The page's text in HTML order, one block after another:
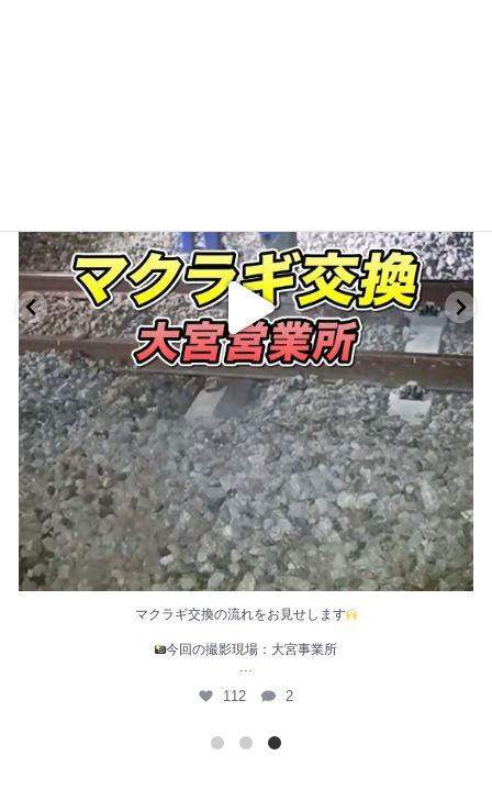
管理グループの業務内容のご紹介をします
今回の撮影現場：花畑事業所